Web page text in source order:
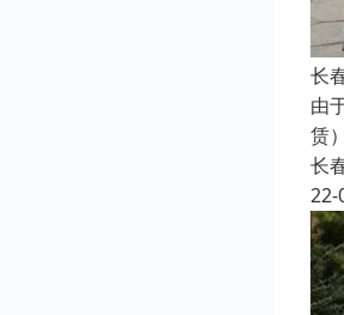
长
由
赁
长
22-